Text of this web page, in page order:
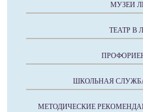
МУЗЕИ
ТЕАТР В
ШКОЛЬНАЯ
МЕТОДИЧЕСКИЕ